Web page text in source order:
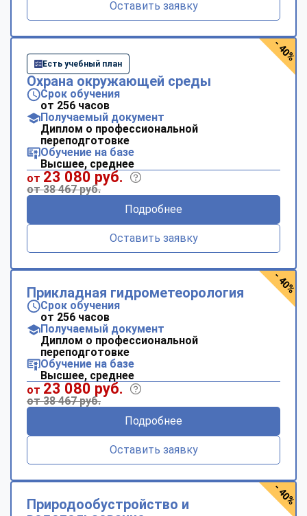
Оставить заявку
Есть учебный план
Охрана окружающей среды
Срок обучения
от 256 часов
Получаемый документ
Диплом о профессиональной
переподготовке
Обучение на базе
Высшее, среднее
от 23 080 руб.
от 38 467 руб.
Подробнее
Оставить заявку
- 40%
Прикладная гидрометеорология
Срок обучения
от 256 часов
Получаемый документ
Диплом о профессиональной
переподготовке
Обучение на базе
Высшее, среднее
от 23 080 руб.
от 38 467 руб.
Подробнее
Оставить заявку
- 40%
Природообустройство и
- 40%